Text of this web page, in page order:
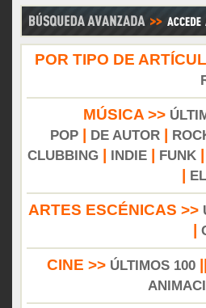
POR TIPO DE
MÚSICA >>
POP
DE AUTOR
CLUBBING
INDIE FUNK
ARTES ESCÉNICAS >>
CINE >> ÚLTIMOS 100